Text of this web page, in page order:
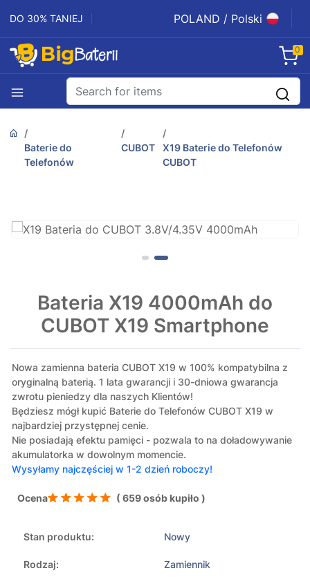
DO 30% TANIEJ POLAND / Polski
0
Baterie do
Telefonów
CUBOT
X19 Baterie do Telefonów
CUBOT
Bateria X19 4000mAh do
CUBOT X19 Smartphone
Nowa zamienna bateria CUBOT X19 w 100% kompatybilna z
oryginalną baterią. 1 lata gwarancji i 30-dniowa gwarancja
zwrotu pieniedzy dla naszych Klientów!
Będziesz mógł kupić Baterie do Telefonów CUBOT X19 w
najbardziej przystępnej cenie.
Nie posiadają efektu pamięci - pozwala to na doładowywanie
akumulatorka w dowolnym momencie.
Wysyłamy najczęściej w 1-2 dzień roboczy!
Ocena ( 659 osób kupiło )
Stan produktu: Nowy
Rodzaj: Zamiennik